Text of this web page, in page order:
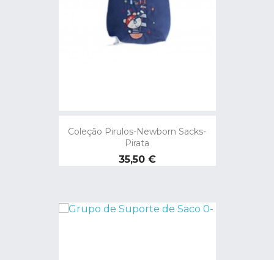
Coleção Pirulos-Newborn Sacks-
Pirata
Preço
35,50 €